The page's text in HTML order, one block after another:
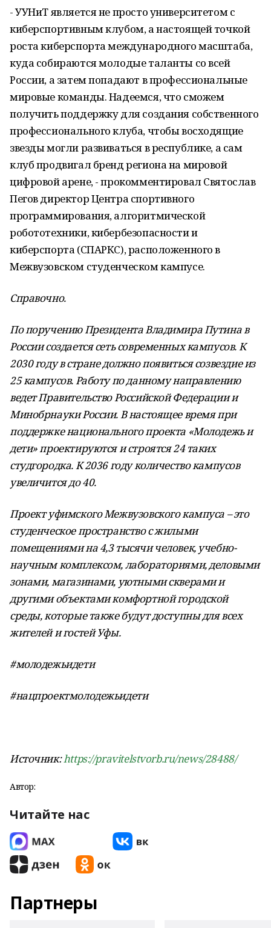
- УУНиТ является не просто университетом с
киберспортивным клубом, а настоящей точкой
роста киберспорта международного масштаба,
куда собираются молодые таланты со всей
России, а затем попадают в профессиональные
мировые команды. Надеемся, что сможем
получить поддержку для создания собственного
профессионального клуба, чтобы восходящие
звезды могли развиваться в республике, а сам
клуб продвигал бренд региона на мировой
цифровой арене, - прокомментировал Святослав
Пегов директор Центра спортивного
программирования, алгоритмической
робототехники, кибербезопасности и
киберспорта (СПАРКС), расположенного в
Межвузовском студенческом кампусе.
Справочно.
По поручению Президента Владимира Путина в
России создается сеть современных кампусов. К
2030 году в стране должно появиться созвездие из
25 кампусов. Работу по данному направлению
ведет Правительство Российской Федерации и
Минобрнауки России. В настоящее время при
поддержке национального проекта «Молодежь и
дети» проектируются и строятся 24 таких
студгородка. К 2036 году количество кампусов
увеличится до 40.
Проект уфимского Межвузовского кампуса – это
студенческое пространство с жилыми
помещениями на 4,3 тысячи человек, учебно-
научным комплексом, лабораториями, деловыми
зонами, магазинами, уютными скверами и
другими объектами комфортной городской
среды, которые также будут доступны для всех
жителей и гостей Уфы.
#молодежьидети
#нацпроектмолодежьидети
Источник:https://pravitelstvorb.ru/news/28488/
Автор:
Читайте нас
Партнеры